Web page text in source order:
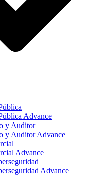
Advance
y Auditor
y Auditor Advance
Advance
Advance